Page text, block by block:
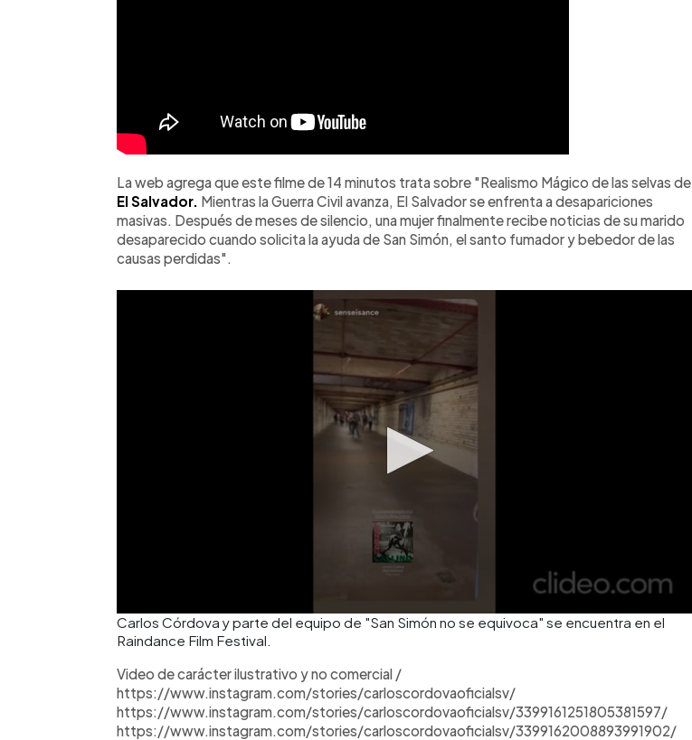
La web agrega que este filme de 14 minutos trata sobre "Realismo Mágico de las selvas de
El Salvador. Mientras la Guerra Civil avanza, El Salvador se enfrenta a desapariciones
masivas. Después de meses de silencio, una mujer finalmente recibe noticias de su marido
desaparecido cuando solicita la ayuda de San Simón, el santo fumador y bebedor de las
causas perdidas".
Carlos Córdova y parte del equipo de "San Simón no se equivoca" se encuentra en el
Raindance Film Festival.
Video de carácter ilustrativo y no comercial /
https://www.instagram.com/stories/carloscordovaoficialsv/
https://www.instagram.com/stories/carloscordovaoficialsv/3399161251805381597/
https://www.instagram.com/stories/carloscordovaoficialsv/3399162008893991902/